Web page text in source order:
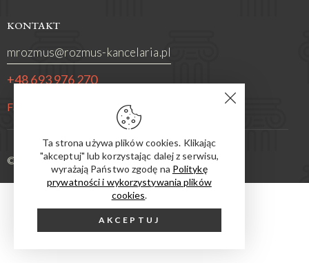
KONTAKT
mrozmus@rozmus-kancelaria.pl
+48 693 976 270
Facebook
© 2026. All Rights Reserved.
Ta strona używa plików cookies. Klikając
"akceptuj" lub korzystając dalej z serwisu,
wyrażają Państwo zgodę na Politykę
prywatności i wykorzystywania plików
cookies.
AKCEPTUJ